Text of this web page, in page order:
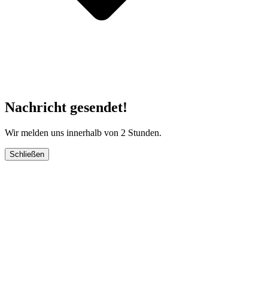
Nachricht gesendet!
Wir melden uns innerhalb von 2 Stunden.
Schließen